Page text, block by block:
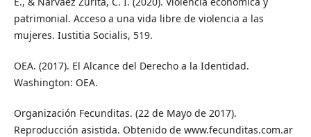
patrimonial. Acceso a una vida libre de violencia a las
mujeres. Iustitia Socialis, 519.
OEA. (2017). El Alcance del Derecho a la Identidad.
Washington: OEA.
Organización Fecunditas. (22 de Mayo de 2017).
Reproducción asistida. Obtenido de www.fecunditas.com.ar